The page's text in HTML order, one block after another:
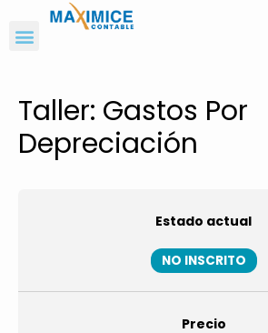
Taller: Gastos Por
Depreciación
Estado actual
NO INSCRITO
Precio